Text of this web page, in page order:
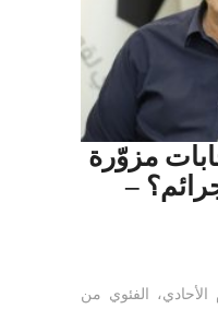
مزوّرة
–
الأحادي، الفئوي من